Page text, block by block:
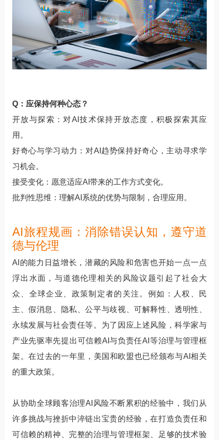
Q：应保持何种心态？
开放与探索：对AI技术保持开放态度，积极探索其应
用。
好奇心与学习动力：对AI趋势保持好奇心，主动寻求学
习机会。
接受变化：愿意适应AI带来的工作方式变化。
批判性思维：理解AI系统的优势与限制，合理应用。
AI旅程规画：消除错误认知，遵守道
德与伦理
AI的能力日益增长，潜藏的风险和危害也开始一点一点
浮出水面，与道德伦理相关的风险议题引起了社会大
众、全球企业、政策制定者的关注。例如：人权、民
主、假消息、隐私、公平与歧视、可解释性、透明性、
永续发展与社会责任等。为了因应上述风险，科学家与
产业先驱率先提出可信赖AI与负责任AI等治理与管理框
架。在过去的一年里，美国和欧盟也已经颁布与AI相关
的重大政策。
从协助全球顾客治理AI风险不断累积的经验中，我们从
许多挑战与挫折中淬链出宝贵的经验，在打造负责任和
可信赖的精神、完整的治理与管理框架、足够的技术验